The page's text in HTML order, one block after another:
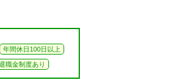
年間休日100日以上
職金制度あり